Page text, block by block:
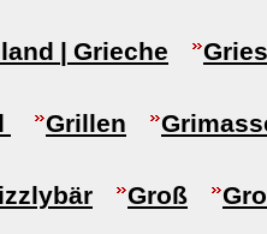
| Grieche
Grillen
Groß